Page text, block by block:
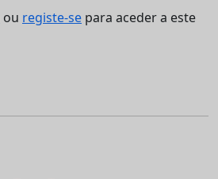
ou registe-se para aceder a este